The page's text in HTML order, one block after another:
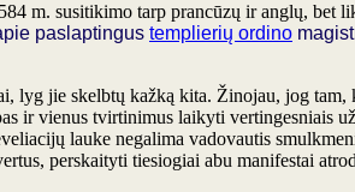
m. susitikimo tarp prancūzų ir anglų, bet
paslaptingus templierių ordino
lyg jie skelbtų kažką kita. Žinojau, jog tam,
ir vienus tvirtinimus laikyti vertingesniais
lauke negalima vadovautis
perskaityti tiesiogiai abu manifestai